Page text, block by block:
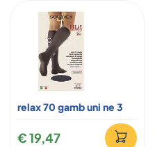
relax 70 gamb uni ne 3
€ 19,47